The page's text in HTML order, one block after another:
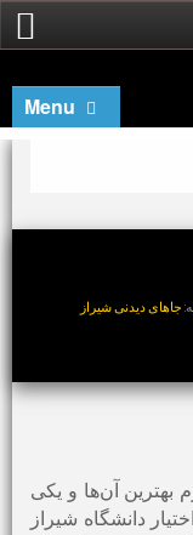
Menu
جاهای دیدنی شیراز
بهترین آن‌ها و یکی
دانشگاه شیراز